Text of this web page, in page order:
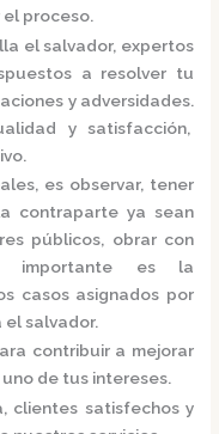
proceso.
el salvador, expertos
a resolver tu
y adversidades.
y satisfacción,
es observar, tener
contraparte ya sean
públicos, obrar con
importante es la
casos asignados por
salvador.
contribuir a mejorar
de tus intereses.
clientes satisfechos y